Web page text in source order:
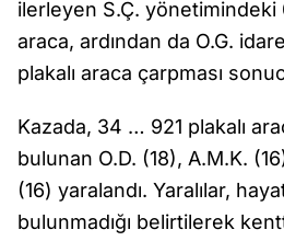
ilerleyen S.Ç. yönetimindeki
araca, ardından da O.G.
plakalı araca çarpması
Kazada, 34 … 921 plakalı
bulunan O.D. (18), A.M.K.
(16) yaralandı. Yaralılar,
bulunmadığı belirtilerek